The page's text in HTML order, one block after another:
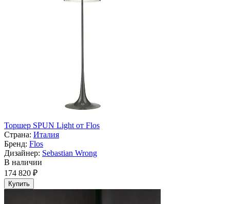
Торшер SPUN Light от Flos
Страна: Италия
Бренд: Flos
Дизайнер: Sebastian Wrong
В наличии
174 820 ₽
Купить